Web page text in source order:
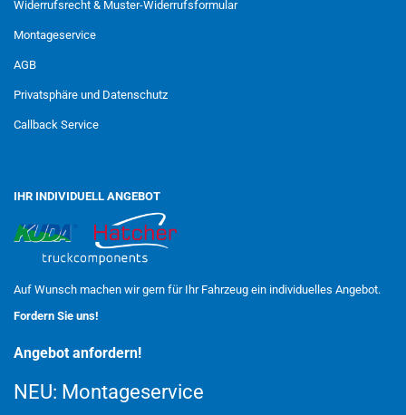
Widerrufsrecht & Muster-Widerrufsformular
Montageservice
AGB
Privatsphäre und Datenschutz
Callback Service
IHR INDIVIDUELL ANGEBOT
Auf Wunsch machen wir gern für Ihr Fahrzeug ein individuelles Angebot.
Fordern Sie uns!
Angebot anfordern!
NEU: Montageservice